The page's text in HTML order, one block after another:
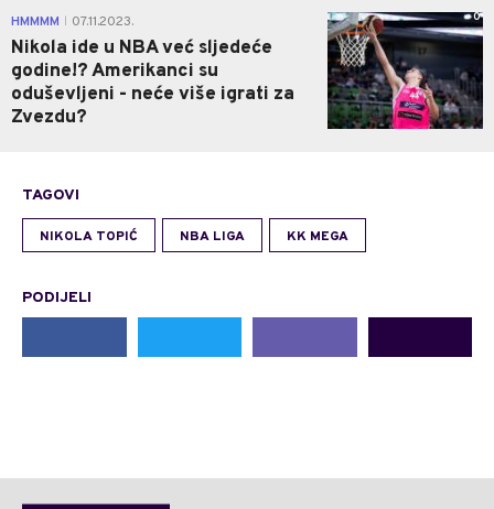
HMMMM 07.11.2023.
Nikola ide u NBA već sljedeće
godine!? Amerikanci su
oduševljeni - neće više igrati za
Zvezdu?
0
TAGOVI
NIKOLA TOPIĆ NBA LIGA KK MEGA
PODIJELI